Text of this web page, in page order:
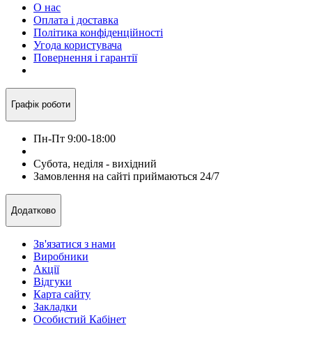
О нас
Оплата і доставка
Політика конфіденційності
Угода користувача
Повернення і гарантії
Графік роботи
Пн-Пт 9:00-18:00
Субота, неділя - вихідний
Замовлення на сайті приймаються 24/7
Додатково
Зв'язатися з нами
Виробники
Акції
Відгуки
Карта сайту
Закладки
Особистий Кабінет